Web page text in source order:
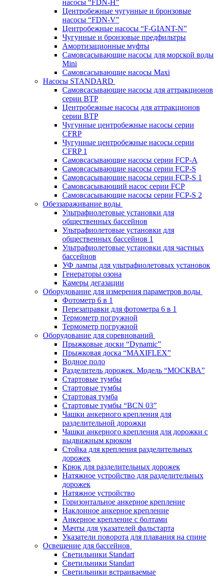
насосы “FDN-Н”
Центробежные чугунные и бронзовые
насосы “FDN-V”
Центробежные насосы “F-GIANT-N”
Чугунные и бронзовые предфильтры
Амортизационные муфты
Самовсасывающие насосы для морской воды
Mini
Самовсасывающие насосы Maxi
Насосы STANDARD
Самовсасывающие насосы для аттракционов
серии BTP
Центробежные насосы для аттракционов
серии BTP
Чугунные центробежные насосы серии
CFRP
Чугунные центробежные насосы серии
CFRP 1
Самовсасывающие насосы серии FCP-A
Самовсасывающие насосы серии FCP-S
Самовсасывающие насосы серии FCP-S 1
Самовсасывающий насос серии FCP
Самовсасывающие насосы серии FCP-S 2
Обеззараживание воды
Ультрафиолетовые установки для
общественных бассейнов
Ультрафиолетовые установки для
общественных бассейнов 1
Ультрафиолетовые установки для частных
бассейнов
УФ лампы для ультрафиолетовых установок
Генераторы озона
Камеры дегазации
Оборудование для измерения параметров воды
Фотометр 6 в 1
Перезаправки для фотометра 6 в 1
Термометр погружной
Термометр погружной
Оборудование для соревнований
Прыжковые доски “Dynamic”
Прыжковая доска “MAXIFLEX”
Водное поло
Разделитель дорожек. Модель “МОСКВА”
Стартовые тумбы
Стартовые тумбы
Стартовая тумба
Стартовые тумбы “BCN 03”
Чашки анкерного крепления для
разделительной дорожки
Чашки анкерного крепления для дорожки с
выдвижным крюком
Стойка для крепления разделительных
дорожек
Крюк для разделительных дорожек
Натяжное устройство для разделительных
дорожек
Натяжное устройство
Горизонтальное анкерное крепление
Наклонное анкерное крепление
Анкерное крепление с болтами
Мачты для указателей фальстарта
Указатели поворота для плавания на спине
Освещение для бассейнов
Светильники Standart
Светильники Standart
Светильники встраиваемые